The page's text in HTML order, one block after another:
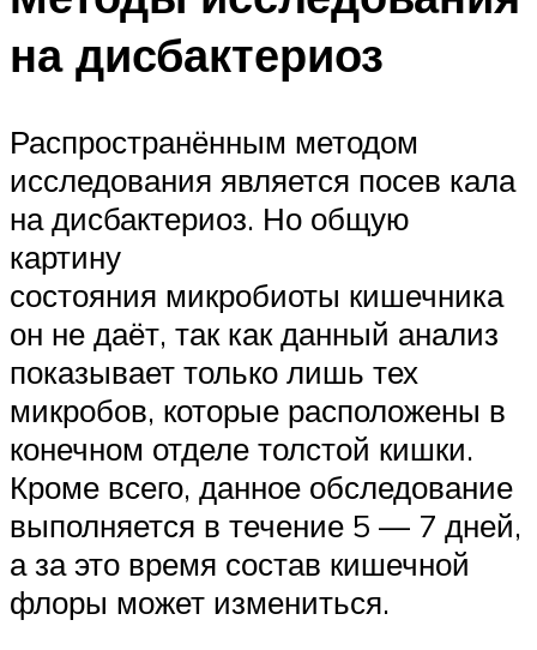
на дисбактериоз
Распространённым методом
исследования является посев кала
на дисбактериоз. Но общую
картину
состояния микробиоты кишечника
он не даёт, так как данный анализ
показывает только лишь тех
микробов, которые расположены в
конечном отделе толстой кишки.
Кроме всего, данное обследование
выполняется в течение 5 — 7 дней,
а за это время состав кишечной
флоры может измениться.